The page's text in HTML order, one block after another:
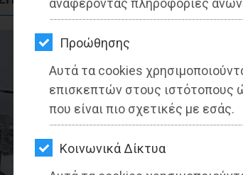
αναφέροντας πληροφορίες
Προώθησης
Αυτά τα cookies
επισκεπτών στους ιστότοπους
που είναι πιο σχετικές με εσάς.
Kοινωνικά Δίκτυα